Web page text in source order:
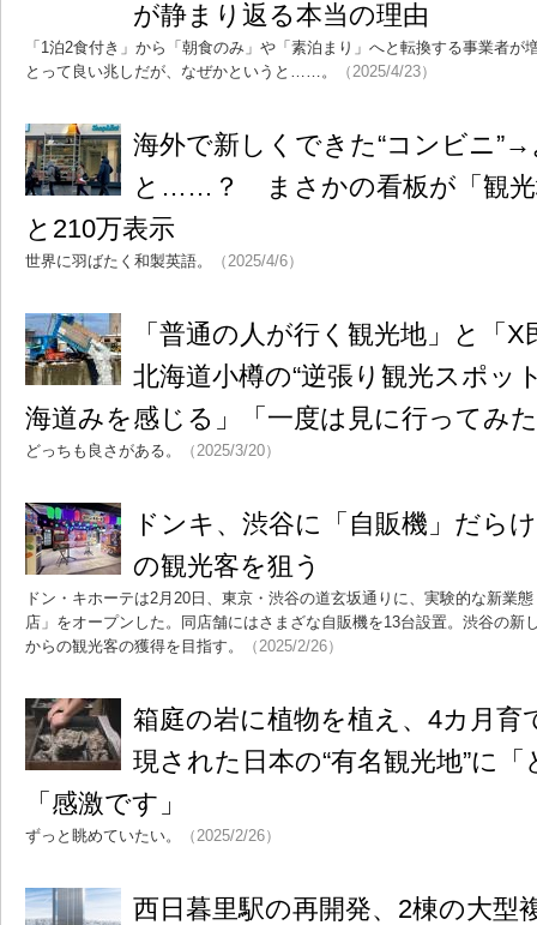
が静まり返る本当の理由
「1泊2食付き」から「朝食のみ」や「素泊まり」へと転換する事業者が
とって良い兆しだが、なぜかというと……。
（2025/4/23）
海外で新しくできた“コンビニ
と……？ まさかの看板が「観光
と210万表示
世界に羽ばたく和製英語。 （2025/4/6）
「普通の人が行く観光地」と
北海道小樽の“逆張り観光スポッ
海道みを感じる」「一度は見に行ってみ
どっちも良さがある。 （2025/3/20）
ドンキ、渋谷に「自販機」だら
の観光客を狙う
ドン・キホーテは2月20日、東京・渋谷の道玄坂通りに、実験的な新業
店」をオープンした。同店舗にはさまざな自販機を13台設置。渋谷の新
からの観光客の獲得を目指す。
（2025/2/26）
箱庭の岩に植物を植え、4カ月
現された日本の“有名観光地”に
「感激です」
ずっと眺めていたい。 （2025/2/26）
西日暮里駅の再開発、2棟の大